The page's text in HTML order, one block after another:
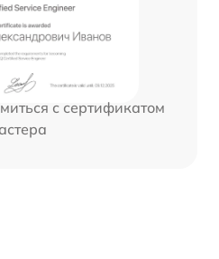
с сертификатом